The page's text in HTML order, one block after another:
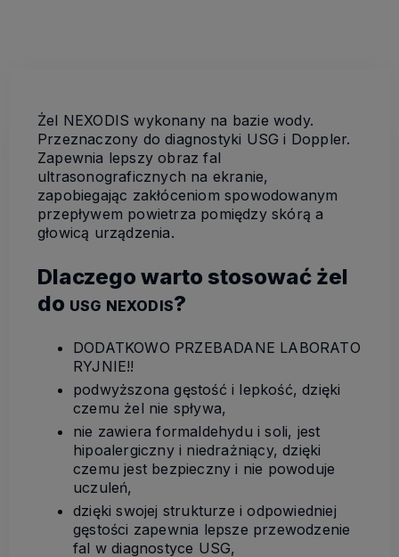
Żel NEXODIS wykonany na bazie wody.
Przeznaczony do diagnostyki USG i Doppler.
Zapewnia lepszy obraz fal
ultrasonograficznych na ekranie,
zapobiegając zakłóceniom spowodowanym
przepływem powietrza pomiędzy skórą a
głowicą urządzenia.
Dlaczego warto stosować żel
do USG NEXODIS?
DODATKOWO PRZEBADANE LABORATO
RYJNIE!!
podwyższona gęstość i lepkość, dzięki
czemu żel nie spływa,
nie zawiera formaldehydu i soli, jest
hipoalergiczny i niedrażniący, dzięki
czemu jest bezpieczny i nie powoduje
uczuleń,
dzięki swojej strukturze i odpowiedniej
gęstości zapewnia lepsze przewodzenie
fal w diagnostyce USG,